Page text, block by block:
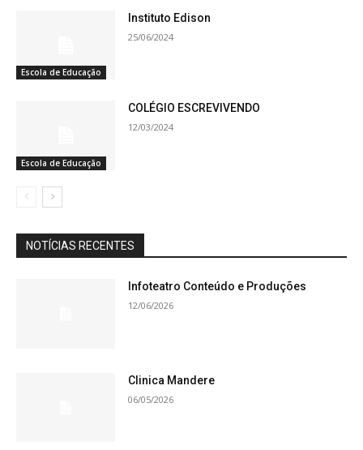
Escola de Educação
Instituto Edison
25/06/2024
Escola de Educação
COLÉGIO ESCREVIVENDO
12/03/2024
NOTÍCIAS RECENTES
Infoteatro Conteúdo e Produções
12/06/2026
Clinica Mandere
06/05/2026